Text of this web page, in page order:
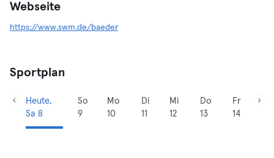
Webseite
https://www.swm.de/baeder
Sportplan
Heute,
Sa 8
So
9
Mo
10
Di
11
Mi
12
Do
13
Fr
14